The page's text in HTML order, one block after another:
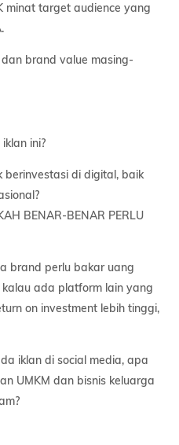
minat target audience yang
brand value masing-
ini?
berinvestasi di digital, baik
BENAR-BENAR PERLU
brand perlu bakar uang
ada platform lain yang
on investment lebih tinggi,
iklan di social media, apa
UMKM dan bisnis keluarga